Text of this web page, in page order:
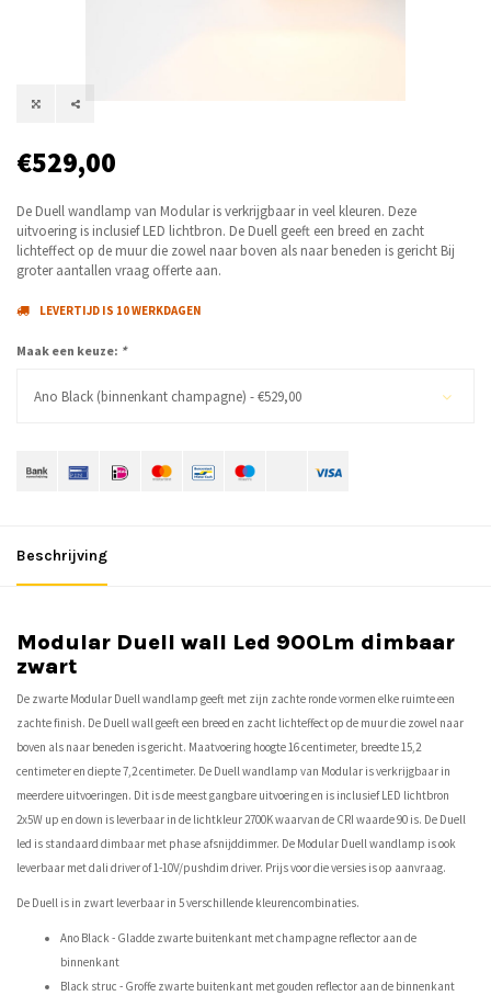
€529,00
De Duell wandlamp van Modular is verkrijgbaar in veel kleuren. Deze
uitvoering is inclusief LED lichtbron. De Duell geeft een breed en zacht
lichteffect op de muur die zowel naar boven als naar beneden is gericht Bij
groter aantallen vraag offerte aan.
LEVERTIJD IS 10 WERKDAGEN
Maak een keuze: *
Ano Black (binnenkant champagne) - €529,00
Beschrijving
Modular Duell wall Led 900Lm dimbaar
zwart
De zwarte Modular Duell wandlamp geeft met zijn zachte ronde vormen elke ruimte een
zachte finish. De Duell wall geeft een breed en zacht lichteffect op de muur die zowel naar
boven als naar beneden is gericht. Maatvoering hoogte 16 centimeter, breedte 15,2
centimeter en diepte 7,2 centimeter. De Duell wandlamp van Modular is verkrijgbaar in
meerdere uitvoeringen. Dit is de meest gangbare uitvoering en is inclusief LED lichtbron
2x5W up en down is leverbaar in de lichtkleur 2700K waarvan de CRI waarde 90 is. De Duell
led is standaard dimbaar met phase afsnijddimmer. De Modular Duell wandlamp is ook
leverbaar met dali driver of 1-10V/pushdim driver. Prijs voor die versies is op aanvraag.
De Duell is in zwart leverbaar in 5 verschillende kleurencombinaties.
Ano Black - Gladde zwarte buitenkant met champagne reflector aan de
binnenkant
Black struc - Groffe zwarte buitenkant met gouden reflector aan de binnenkant